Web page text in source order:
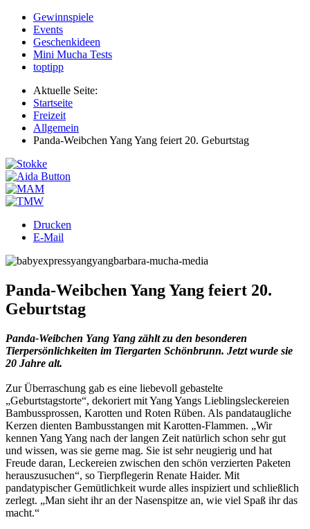
Gewinnspiele
Events
Geschenkideen
Mini Mucha Tests
toptipp
Aktuelle Seite:
Startseite
Freizeit
Allgemein
Panda-Weibchen Yang Yang feiert 20. Geburtstag
Drucken
E-Mail
Panda-Weibchen Yang Yang feiert 20.
Geburtstag
Panda-Weibchen Yang Yang zählt zu den besonderen
Tierpersönlichkeiten im Tiergarten Schönbrunn. Jetzt wurde sie
20 Jahre alt.
Zur Überraschung gab es eine liebevoll gebastelte
„Geburtstagstorte“, dekoriert mit Yang Yangs Lieblingsleckereien
Bambussprossen, Karotten und Roten Rüben. Als pandataugliche
Kerzen dienten Bambusstangen mit Karotten-Flammen. „Wir
kennen Yang Yang nach der langen Zeit natürlich schon sehr gut
und wissen, was sie gerne mag. Sie ist sehr neugierig und hat
Freude daran, Leckereien zwischen den schön verzierten Paketen
herauszusuchen“, so Tierpflegerin Renate Haider. Mit
pandatypischer Gemütlichkeit wurde alles inspiziert und schließlich
zerlegt. „Man sieht ihr an der Nasenspitze an, wie viel Spaß ihr das
macht.“